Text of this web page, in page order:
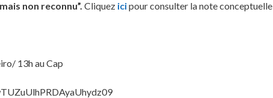
non reconnu”. Cliquez icipour consulter la note conceptuelle
13h au Cap